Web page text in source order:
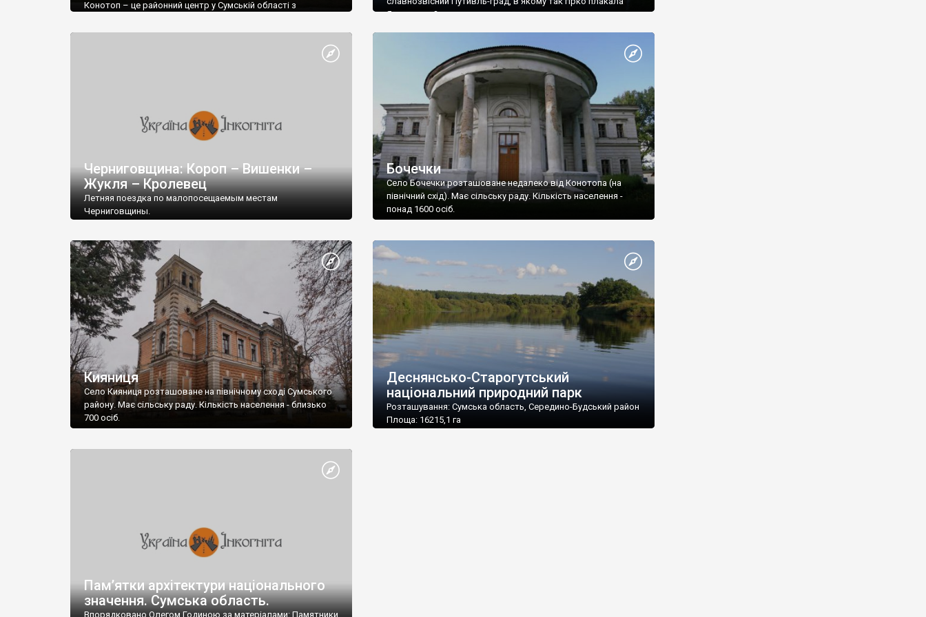
Конотоп – це районний центр у Сумській області з
Ярославна?
Черниговщина: Короп – Вишенки –
Жукля – Кролевец
Летняя поездка по малопосещаемым местам
Черниговщины.
в XVIII веке казацким атаманом Юркевичем,
Бочечки
Село Бочечки розташоване недалеко від Конотопа (на
північний схід). Має сільську раду. Кількість населення -
понад 1600 осіб.
Кияниця
Село Кияниця розташоване на північному сході Сумського
району. Має сільську раду. Кількість населення - близько
700 осіб.
Деснянсько-Старогутський
національний природний парк
Розташування: Сумська область, Середино-Будський район
Площа: 16215,1 га
Пам’ятки архітектури національного
значення. Сумська область.
Впорядковано Олегом Годиною за матеріалами: Памятники